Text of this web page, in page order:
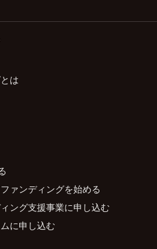
は
ァンディングを始める
ング支援事業に申し込む
に申し込む